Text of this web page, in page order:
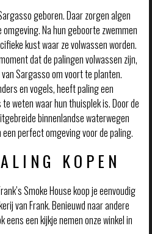
geboren. Daar zorgen algen
Na hun geboorte zwemmen
kust waar ze volwassen worden.
dat de palingen volwassen zijn,
Sargasso om voort te planten.
en vogels, heeft paling een
weten waar hun thuisplek is. Door de
binnenlandse waterwegen
perfect omgeving voor de paling.
KOPEN
Smoke House koop je eenvoudig
van Frank. Benieuwd naar andere
eens een kijkje nemen onze winkel in